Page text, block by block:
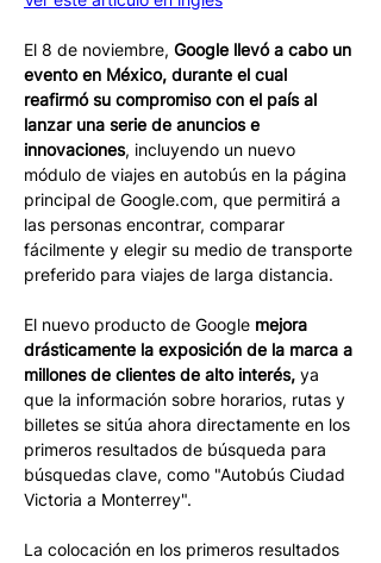
El 8 de noviembre, Google llevó a cabo un
evento en México, durante el cual
reafirmó su compromiso con el país al
lanzar una serie de anuncios e
innovaciones, incluyendo un nuevo
módulo de viajes en autobús en la página
principal de Google.com, que permitirá a
las personas encontrar, comparar
fácilmente y elegir su medio de transporte
preferido para viajes de larga distancia.
El nuevo producto de Google mejora
drásticamente la exposición de la marca a
millones de clientes de alto interés, ya
que la información sobre horarios, rutas y
billetes se sitúa ahora directamente en los
primeros resultados de búsqueda para
búsquedas clave, como "Autobús Ciudad
Victoria a Monterrey".
La colocación en los primeros resultados